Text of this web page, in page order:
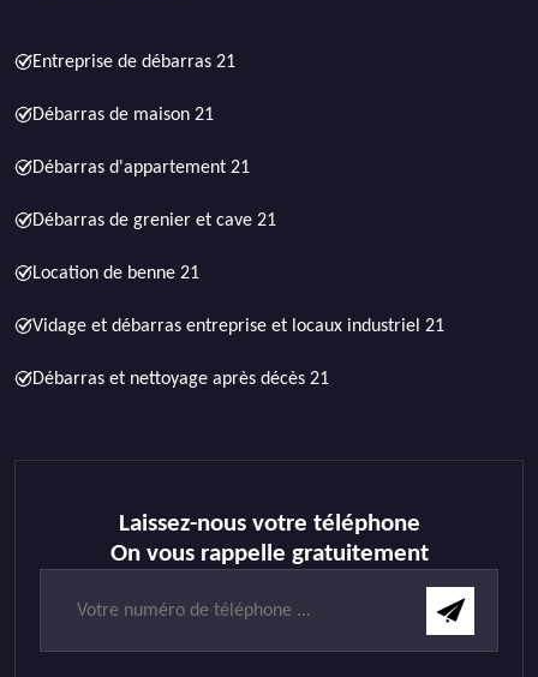
Entreprise de débarras 21
Débarras de maison 21
Débarras d'appartement 21
Débarras de grenier et cave 21
Location de benne 21
Vidage et débarras entreprise et locaux industriel 21
Débarras et nettoyage après décès 21
Laissez-nous votre téléphone
On vous rappelle gratuitement